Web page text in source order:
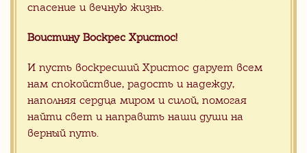
Хотите сделать заказ, но не
знаете с чего начать?
Отправьте заявку на консультацию с
Вашими пожелания. Мы с радостью
Вам поможем
спасение и вечную жизнь.
Воистину Воскрес Христос!
И пусть воскресший Христос дарует всем
нам спокойствие, радость и надежду,
наполняя сердца миром и силой, помогая
найти свет и направить наши души на
верный путь.